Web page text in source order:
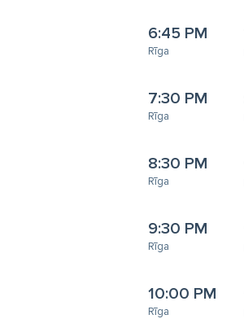
6:45 PM
Rīga
7:30 PM
Rīga
8:30 PM
Rīga
9:30 PM
Rīga
10:00 PM
Rīga